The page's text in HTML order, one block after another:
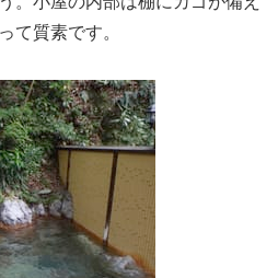
て質素です。